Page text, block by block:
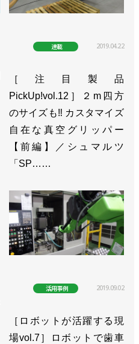
連載 2019.04.22
［注目製品
PickUp!vol.12］２m四方
のサイズも‼ カスタマイズ
自在な真空グリッパー
【前編】／シュマルツ
「SP……
活用事例 2019.09.02
［ロボットが活躍する現
場vol.7］ロボットで歯車